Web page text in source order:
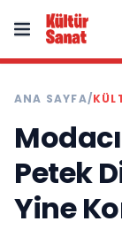
ANA SAYFA/
Petek
Yine